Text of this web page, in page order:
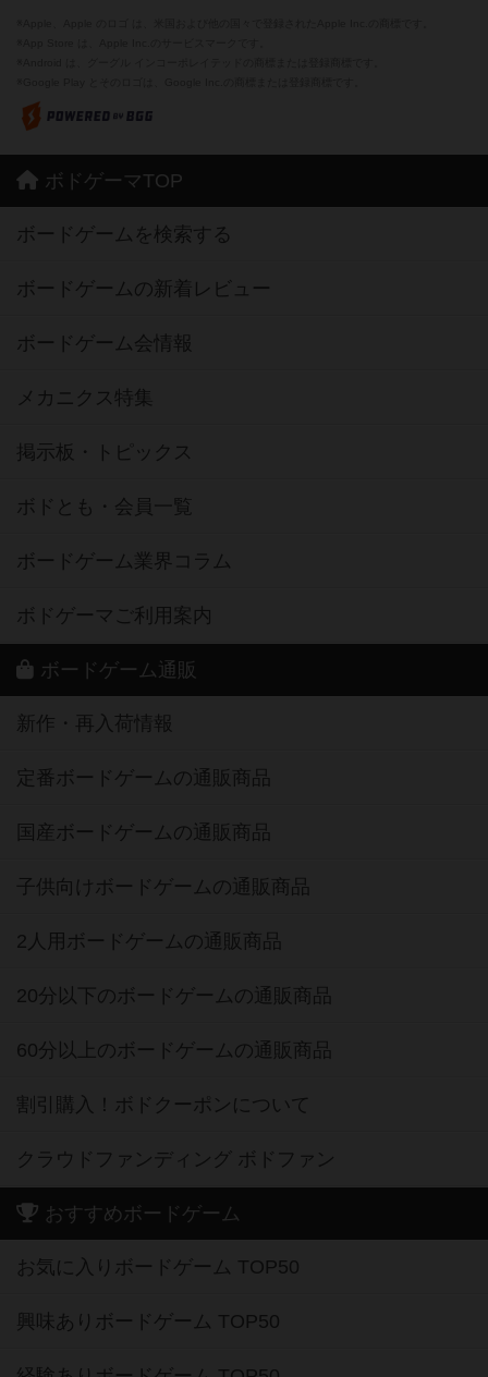
ボドゲーマTOP
ボードゲームを検索する
ボードゲームの新着レビュー
ボードゲーム会情報
メカニクス特集
掲示板・トピックス
ボドとも・会員一覧
ボードゲーム業界コラム
ボドゲーマご利用案内
ボードゲーム通販
新作・再入荷情報
定番ボードゲームの通販商品
国産ボードゲームの通販商品
子供向けボードゲームの通販商品
2人用ボードゲームの通販商品
20分以下のボードゲームの通販商品
60分以上のボードゲームの通販商品
割引購入！ボドクーポンについて
クラウドファンディング ボドファン
おすすめボードゲーム
お気に入りボードゲーム TOP50
興味ありボードゲーム TOP50